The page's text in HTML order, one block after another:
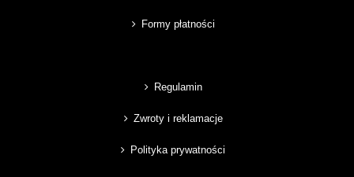
Formy płatności
Regulamin
Zwroty i reklamacje
Polityka prywatności